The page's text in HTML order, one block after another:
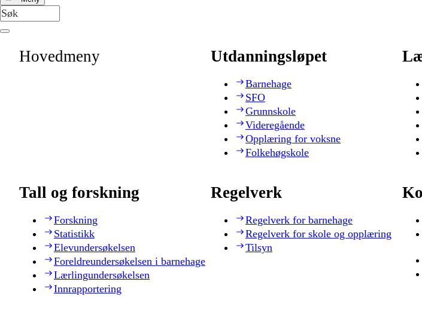
Hovedmeny Utdanningsløpet
Barnehage
SFO
Grunnskole
Videregående
Opplæring for voksne
Folkehøgskole
Tall og forskning
Forskning
Statistikk
Elevundersøkelsen
Foreldreundersøkelsen i barnehage
Lærlingundersøkelsen
Innrapportering
Regelverk
Regelverk for barnehage
Regelverk for skole og opplæring
Tilsyn